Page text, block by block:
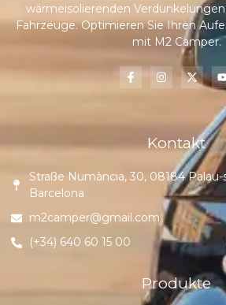
wärmeisolierenden
Fahrzeuge. Optimieren Sie Ihren
mit M2 Camper.
Kontakt
Straße Numància, 30, 08184
Barcelona
m2camper@gmail.com
(+34) 640 60 15 00
Produkte